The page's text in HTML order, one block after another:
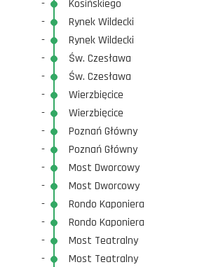
-
Kosińskiego
-
Rynek Wildecki
-
Rynek Wildecki
-
Św. Czesława
-
Św. Czesława
-
Wierzbięcice
-
Wierzbięcice
-
Poznań Główny
-
Poznań Główny
-
Most Dworcowy
-
Most Dworcowy
-
Rondo Kaponiera
-
Rondo Kaponiera
-
Most Teatralny
-
Most Teatralny